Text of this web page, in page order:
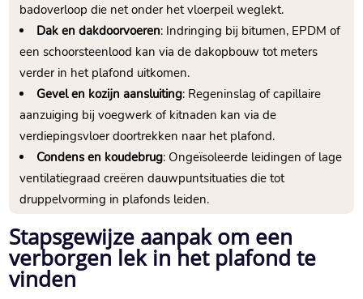
badoverloop die net onder het vloerpeil weglekt.​
Dak en dakdoorvoeren: Indringing bij bitumen, EPDM of
een schoorsteenlood kan via de dakopbouw tot meters
verder in het plafond uitkomen.​
Gevel en kozijn aansluiting: Regeninslag of capillaire
aanzuiging bij voegwerk of kitnaden kan via de
verdiepingsvloer doortrekken naar het plafond.​
Condens en koudebrug: Ongeïsoleerde leidingen of lage
ventilatiegraad creëren dauwpuntsituaties die tot
druppelvorming in plafonds leiden.​
Stapsgewijze aanpak om een
verborgen lek in het plafond te
vinden